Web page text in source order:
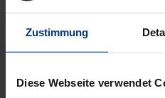
Zustimmung
Diese Webseite verwendet
Description
Der Eintritt der Low-Cost-